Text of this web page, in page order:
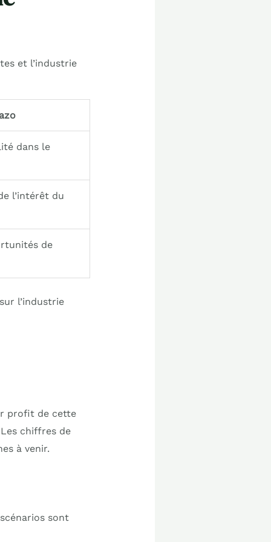
et l’industrie
dans le
l’intérêt du
de
l’industrie
profit de cette
chiffres de
à venir.
sont